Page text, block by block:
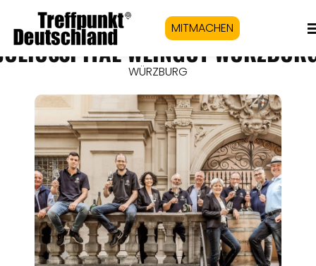
MITMACHEN
WEINGUT
WÜRZBURG